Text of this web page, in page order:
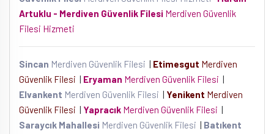
Artuklu - Merdiven Güvenlik Filesi Merdiven Güvenlik
Filesi Hizmeti
Sincan Merdiven Güvenlik Filesi | Etimesgut Merdiven
Güvenlik Filesi | Eryaman Merdiven Güvenlik Filesi |
Elvankent Merdiven Güvenlik Filesi | Yenikent Merdiven
Güvenlik Filesi | Yapracık Merdiven Güvenlik Filesi |
Saraycık Mahallesi Merdiven Güvenlik Filesi | Batıkent